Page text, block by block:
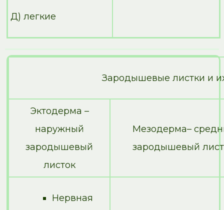
Д) легкие
Зародышевые листки и
Эктодерма –
наружный
зародышевый
листок
Мезодерма–
зародышевый
Нервная